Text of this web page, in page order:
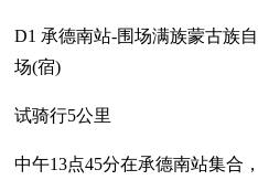
D1 承德南站-围场满族蒙古族
场(宿)
试骑行5公里
中午13点45分在承德南站集合